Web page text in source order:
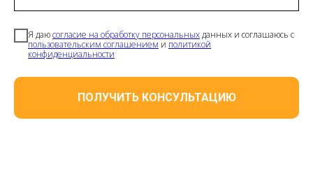
Я даюсогласие на обработку персональныхданных и соглашаюсь с
пользовательским соглашением и политикой
конфиденциальности
ПОЛУЧИТЬ КОНСУЛЬТАЦИЮ